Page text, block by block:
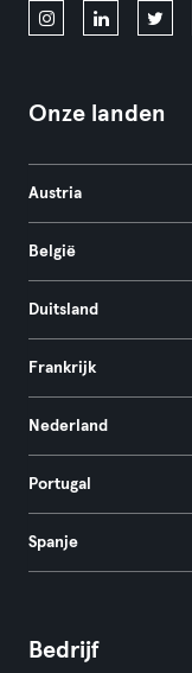
Onze landen
Austria
België
Duitsland
Frankrijk
Nederland
Portugal
Spanje
Bedrijf